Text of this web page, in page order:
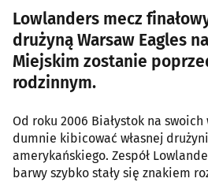
Lowlanders mecz
drużyną Warsaw Eagles
Miejskim zostanie
rodzinnym.
Od roku 2006 Białystok na swoich
dumnie kibicować własnej
amerykańskiego. Zespół
barwy szybko stały się znakiem